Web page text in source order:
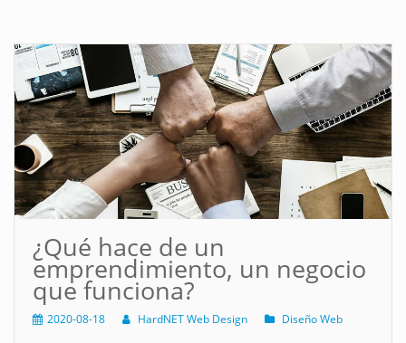
¿Qué hace de un
emprendimiento, un negocio
que funciona?
2020-08-18 HardNET Web Design Diseño Web